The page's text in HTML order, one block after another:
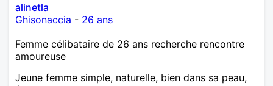
alinetla
Ghisonaccia - 26 ans
Femme célibataire de 26 ans recherche rencontre
amoureuse
Jeune femme simple, naturelle, bien dans sa peau,